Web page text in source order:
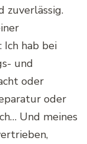
zuverlässig.
hab bei
und
oder
oder
Und meines